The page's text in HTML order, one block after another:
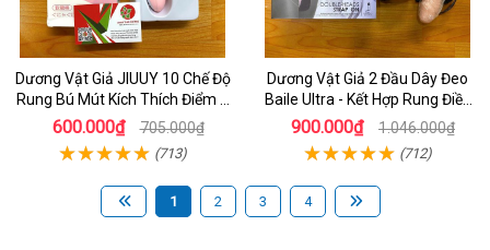
Dương Vật Giả JIUUY 10 Chế Độ
Rung Bú Mút Kích Thích Điểm G
Cho Nữ
600.000₫ 705.000₫
(713)
Dương Vật Giả 2 Đầu Dây Đeo
Baile Ultra - Kết Hợp Rung Điều
Khiển - Đồ Chơi Dành Cho les
900.000₫ 1.046.000₫
(712)
1 2 3 4